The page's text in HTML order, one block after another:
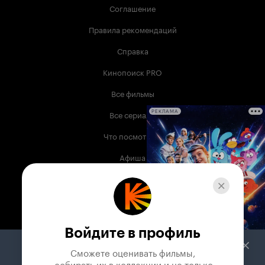
Соглашение
Правила рекомендаций
Справка
Кинопоиск PRO
Все фильмы
Все сериалы
Что посмотреть
Афиша
Музыка
Телепрограмма
Служба поддержки
РЕКЛАМА
Войдите в профиль
Сможете оценивать фильмы,